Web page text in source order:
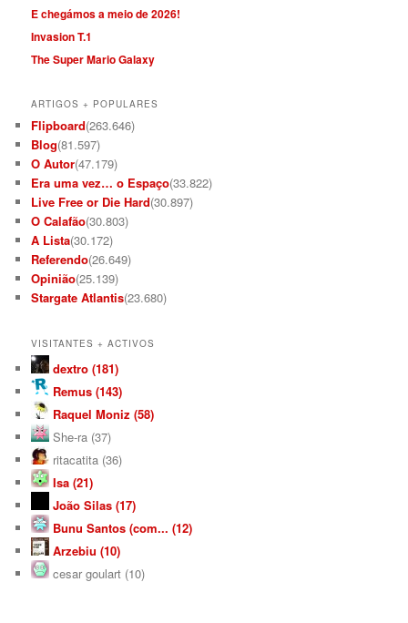
E chegámos a meio de 2026!
Invasion T.1
The Super Mario Galaxy
ARTIGOS + POPULARES
Flipboard(263.646)
Blog(81.597)
O Autor(47.179)
Era uma vez… o Espaço(33.822)
Live Free or Die Hard(30.897)
O Calafão(30.803)
A Lista(30.172)
Referendo(26.649)
Opinião(25.139)
Stargate Atlantis(23.680)
VISITANTES + ACTIVOS
dextro (181)
Remus (143)
Raquel Moniz (58)
She-ra (37)
ritacatita (36)
Isa (21)
João Silas (17)
Bunu Santos (com... (12)
Arzebiu (10)
cesar goulart (10)